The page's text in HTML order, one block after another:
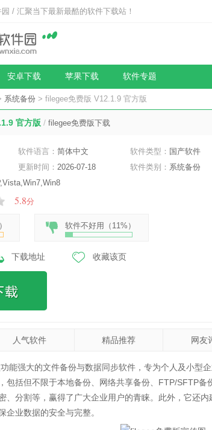
/ 汇聚当下最新最酷的软件下载站！
安卓下载 苹果下载 软件专题
系统备份 > filegee免费版 V12.1.9 官方版
官方版 / filegee免费版下载
软件语言： 简体中文 软件类型： 国产软件
更新时间： 2026-07-18 软件类别： 系统备份
5.8分
） 软件不好用（ 11% ）
下载地址 收藏该页
人气软件 精品推荐 网友
能强大的文件备份与数据同步软件，专为个人及小型
包括但不限于本地备份、网络共享备份、FTP/SFTP
、分割等，赢得了广大企业用户的青睐。此外，它还
企业数据的安全与完整。